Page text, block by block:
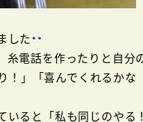
した
電話を作ったりと自分
！」「喜んでくれるかな
ると「私も同じのやる